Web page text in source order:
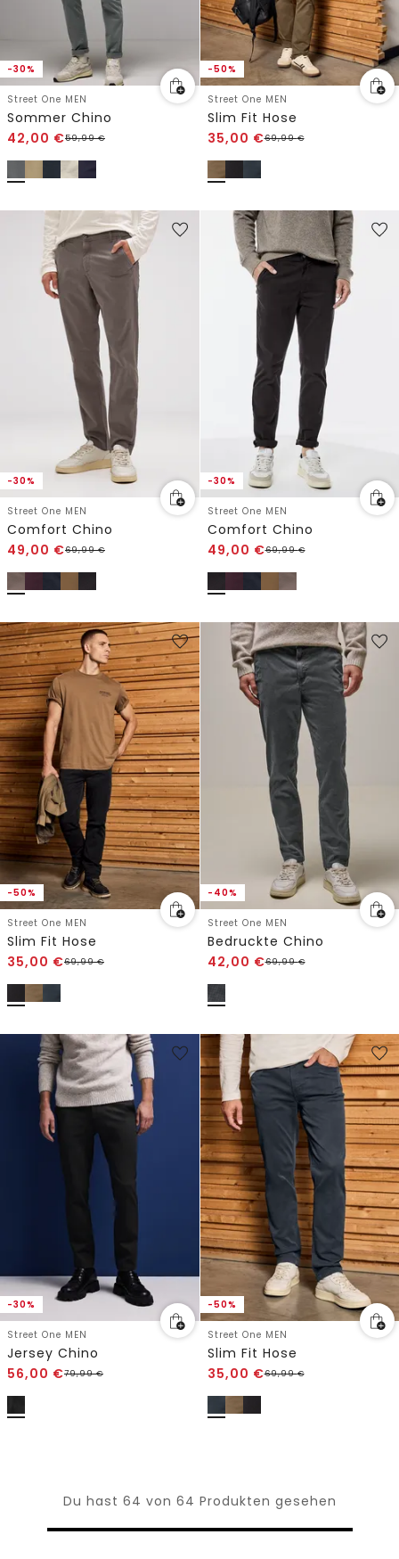
-30%
Street One MEN
Sommer Chino
42,00 €59,99€
-50%
Street One MEN
Slim Fit Hose
35,00 €69,99€
-30%
Street One MEN
Comfort Chino
49,00 €69,99€
-30%
Street One MEN
Comfort Chino
49,00 €69,99€
-50%
Street One MEN
Slim Fit Hose
35,00 €69,99€
-40%
Street One MEN
Bedruckte Chino
42,00 €69,99€
-30%
Street One MEN
Jersey Chino
56,00 €79,99€
-50%
Street One MEN
Slim Fit Hose
35,00 €69,99€
Du hast 64 von 64 Produkten gesehen